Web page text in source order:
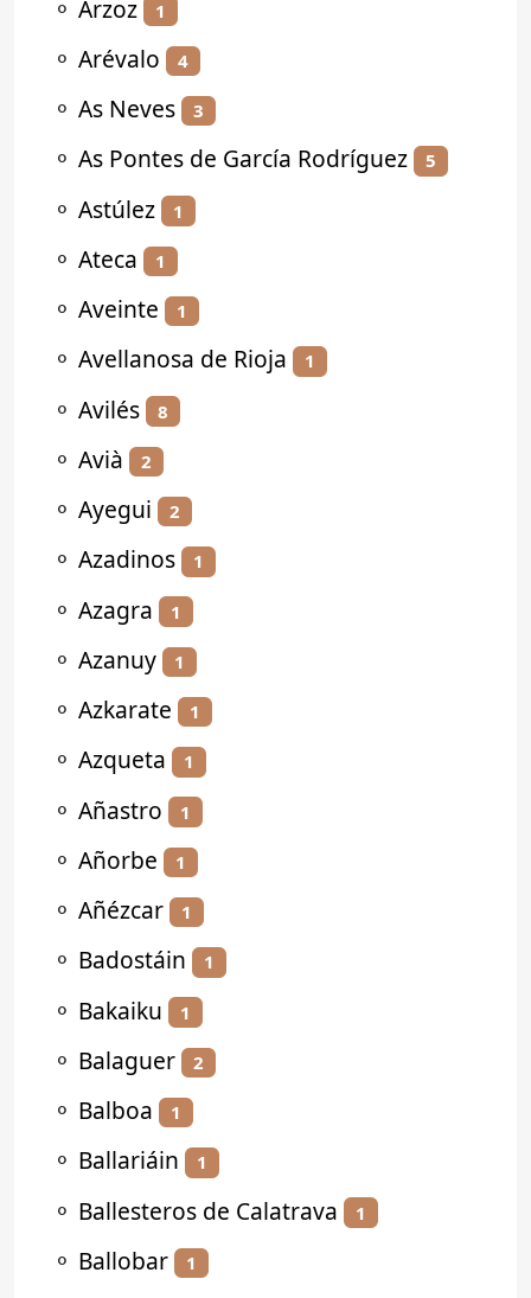
⚬ Arzoz 1
⚬ Arévalo 4
⚬ As Neves 3
⚬ As Pontes de García Rodríguez 5
⚬ Astúlez 1
⚬ Ateca 1
⚬ Aveinte 1
⚬ Avellanosa de Rioja 1
⚬ Avilés 8
⚬ Avià 2
⚬ Ayegui 2
⚬ Azadinos 1
⚬ Azagra 1
⚬ Azanuy 1
⚬ Azkarate 1
⚬ Azqueta 1
⚬ Añastro 1
⚬ Añorbe 1
⚬ Añézcar 1
⚬ Badostáin 1
⚬ Bakaiku 1
⚬ Balaguer 2
⚬ Balboa 1
⚬ Ballariáin 1
⚬ Ballesteros de Calatrava 1
⚬ Ballobar 1